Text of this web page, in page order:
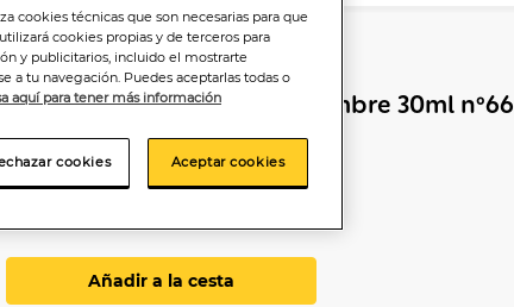
Eau de toilette Caravan hombre 30ml nº66
3,49€
Añadir a la cesta
cookies técnicas que son necesarias para que
cookies propias y de terceros para
y publicitarios, incluido el mostrarte
a tu navegación. Puedes aceptarlas todas o
aquí para tener más información
cookies Aceptar cookies